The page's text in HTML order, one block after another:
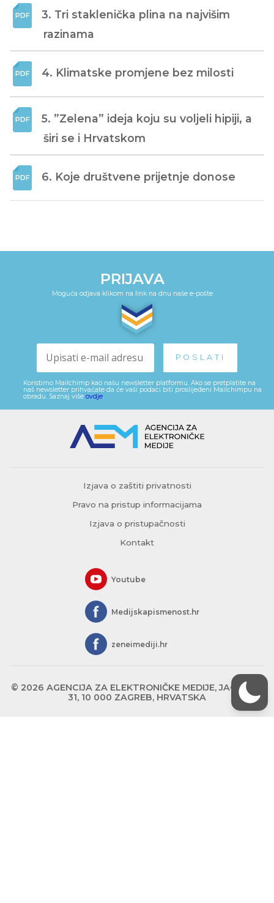
3. Tri staklenička plina na najvišim
razinama
4. Klimatske promjene bez milosti
5. ”Zelena” ideja koju su voljeli hipiji, a
širi se i Hrvatskom
6. Koje društvene prijetnje donose
PRIJAVA
Moguća odjava klikom na link na dnu naše e-pošte
Koristimo Mailchimp kao našu newsletter platformu. Ako se pretplatite na
naš newsletter prihvaćate da će vaši podaci biti proslijeđeni Mailchimpu na
obradu. Saznaj više ovdje
Izjava o zaštiti privatnosti
Pravo na pristup informacijama
Izjava o pristupačnosti
Kontakt
Youtube
Medijskapismenost.hr
zeneimediji.hr
© 2026 AGENCIJA ZA ELEKTRONIČKE MEDIJE, JAGIĆEVA
31, 10 000 ZAGREB, HRVATSKA